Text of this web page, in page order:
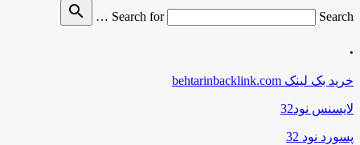
Search for
Search …
search
.
خرید بک لینک behtarinbacklink.com
لایسنس نود32
پسورد نود 32